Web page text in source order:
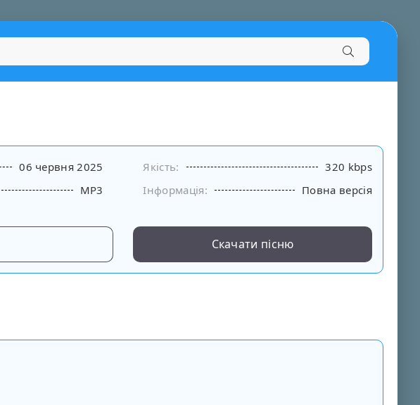
06 червня 2025 Якість:
320 kbps
MP3 Інформація: Повна версія
Скачати пісню